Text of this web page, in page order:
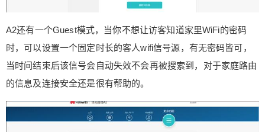
A2还有一个Guest模式，当你不想让访客知道家里WiFi的密码
时，可以设置一个固定时长的客人wifi信号源，有无密码皆可，
当时间结束后该信号会自动失效不会再被搜索到，对于家庭路由
的信息及连接安全还是很有帮助的。